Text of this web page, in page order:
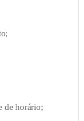
de horário;